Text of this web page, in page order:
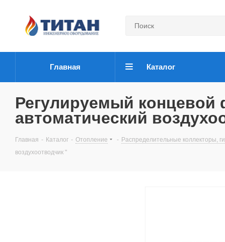
Главная Каталог
Регулируемый
автоматический
Главная - Каталог - Отопление - Распределительные коллекторы,
воздухоотводчик "